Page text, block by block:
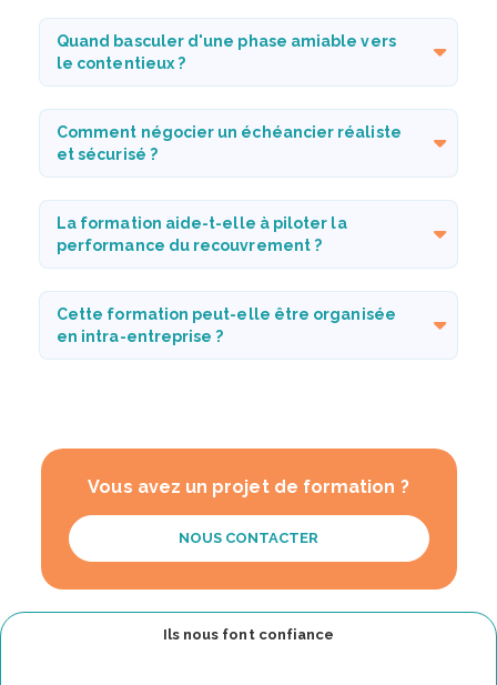
Quand basculer d'une phase amiable vers
le contentieux ?
Comment négocier un échéancier réaliste
et sécurisé ?
La formation aide-t-elle à piloter la
performance du recouvrement ?
Cette formation peut-elle être organisée
en intra-entreprise ?
Vous avez un projet de formation ?
NOUS CONTACTER
Ils nous font confiance